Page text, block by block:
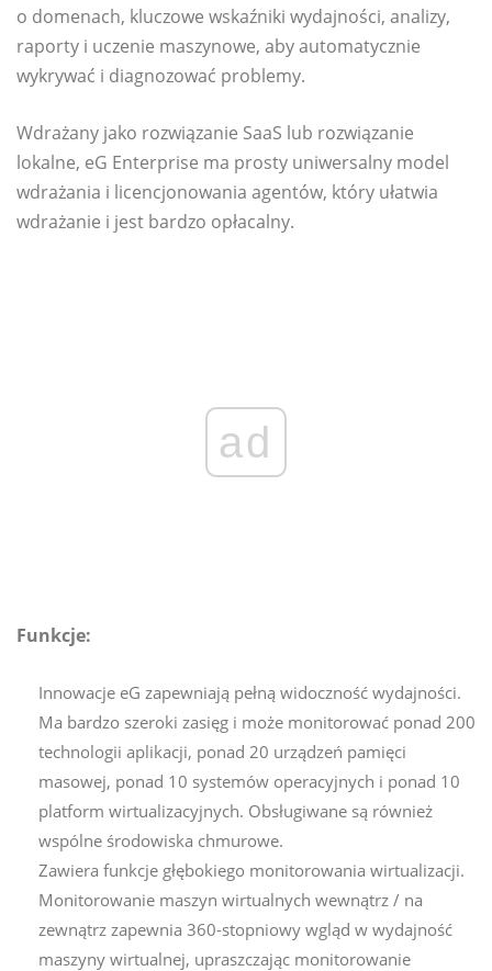
o domenach, kluczowe wskaźniki wydajności, analizy,
raporty i uczenie maszynowe, aby automatycznie
wykrywać i diagnozować problemy.
Wdrażany jako rozwiązanie SaaS lub rozwiązanie
lokalne, eG Enterprise ma prosty uniwersalny model
wdrażania i licencjonowania agentów, który ułatwia
wdrażanie i jest bardzo opłacalny.
ad
Funkcje:
Innowacje eG zapewniają pełną widoczność wydajności.
Ma bardzo szeroki zasięg i może monitorować ponad 200
technologii aplikacji, ponad 20 urządzeń pamięci
masowej, ponad 10 systemów operacyjnych i ponad 10
platform wirtualizacyjnych. Obsługiwane są również
wspólne środowiska chmurowe.
Zawiera funkcje głębokiego monitorowania wirtualizacji.
Monitorowanie maszyn wirtualnych wewnątrz / na
zewnątrz zapewnia 360-stopniowy wgląd w wydajność
maszyny wirtualnej, upraszczając monitorowanie